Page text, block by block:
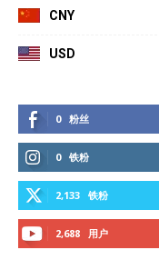
CNY
USD
0 粉丝
0 铁粉
2,133 铁粉
2,688 用户